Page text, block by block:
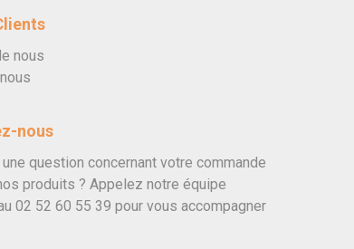
nous
nous
question concernant votre commande
produits ? Appelez notre équipe
02 52 60 55 39 pour vous accompagner